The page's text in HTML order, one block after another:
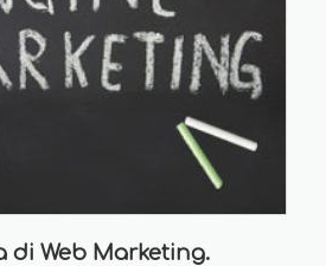
di Web Marketing.